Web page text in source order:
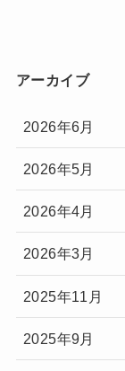
アーカイブ
2026年6月
2026年5月
2026年4月
2026年3月
2025年11月
2025年9月